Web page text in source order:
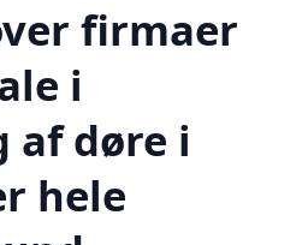
firmaer
i
af døre i
hele